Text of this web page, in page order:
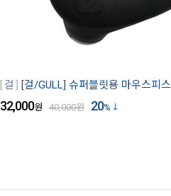
걸 [걸/GULL] 슈퍼블릿용 마우스피스
32,000원 40,000원 20%